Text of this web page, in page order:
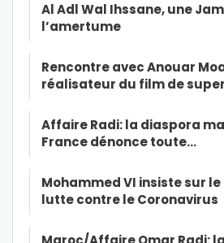
Al Adl Wal Ihssane, une
l’amertume
Rencontre avec Anouar
réalisateur du film de
Affaire Radi: la diaspora
France dénonce toute…
Mohammed VI insiste sur
lutte contre le Coronavirus